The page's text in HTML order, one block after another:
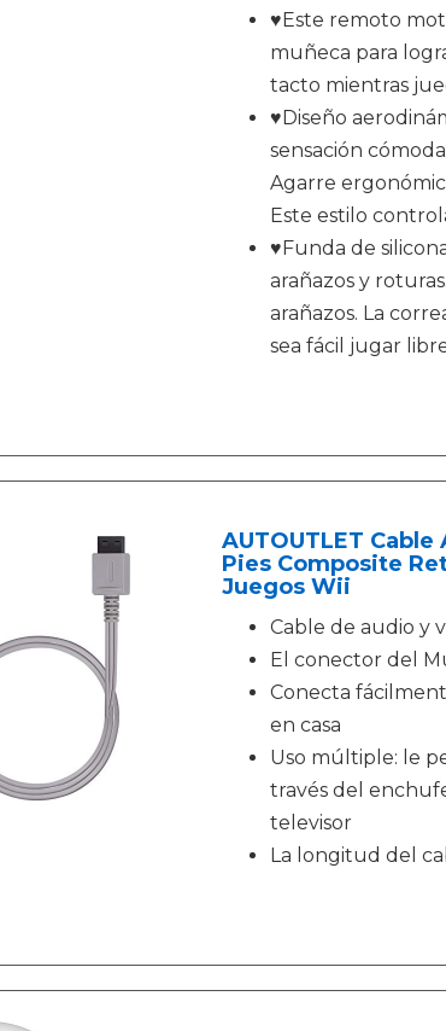
♥Este remoto
muñeca para
tacto mientras
♥Diseño
sensación
Agarre
Este estilo
♥Funda de
arañazos y
arañazos. La
sea fácil jugar
AUTOUTLET
Pies Composite
Juegos Wii
Cable de audio y
El conector del
Conecta
en casa
Uso múltiple: le
través del
televisor
La longitud del